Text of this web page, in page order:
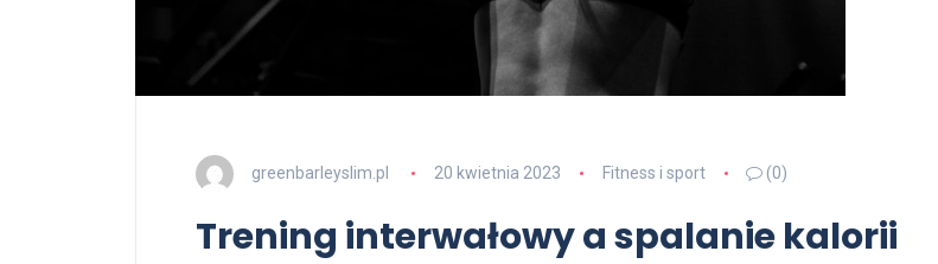
greenbarleyslim.pl 20 kwietnia 2023 Fitness i sport (0)
Trening interwałowy a spalanie kalorii